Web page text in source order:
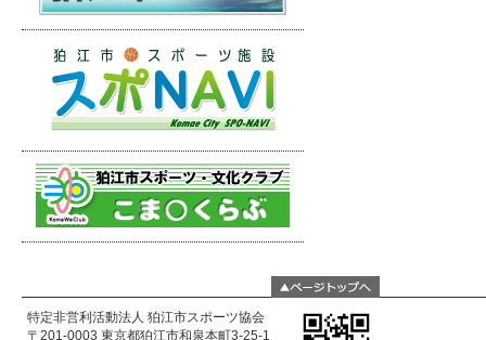
特定非営利活動法人 狛江市スポーツ協会
〒201-0003 東京都狛江市和泉本町3-25-1